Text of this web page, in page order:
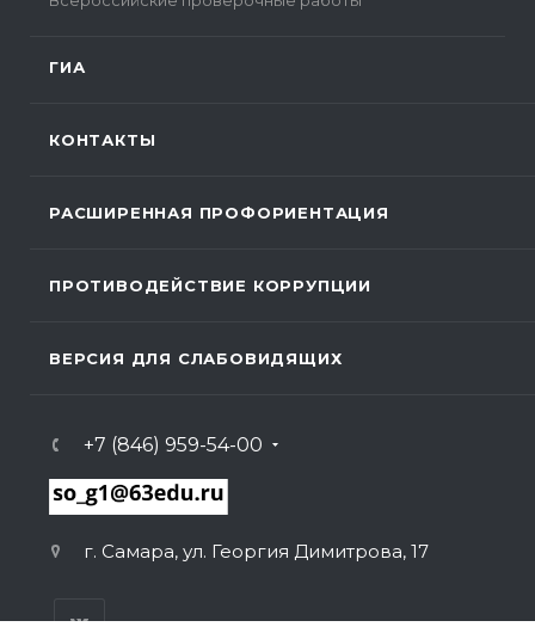
ГИА
КОНТАКТЫ
РАСШИРЕННАЯ ПРОФОРИЕНТАЦИЯ
ПРОТИВОДЕЙСТВИЕ КОРРУПЦИИ
ВЕРСИЯ ДЛЯ СЛАБОВИДЯЩИХ
+7 (846) 959-54-00
г. Самара, ул. Георгия Димитрова, 17